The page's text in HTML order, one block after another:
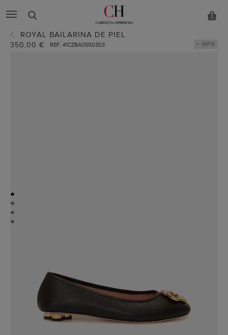
0
ROYAL BAILARINA DE PIEL
350,00 € REF. 41CZBA0500303 + INFO
●
●
●
●